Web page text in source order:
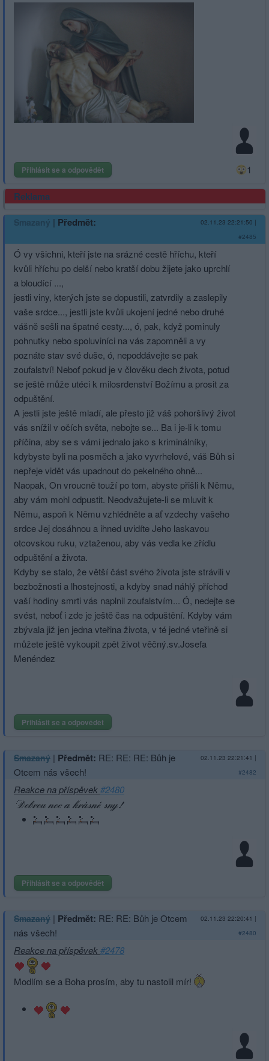
Přihlásit se a odpovědět 1
Reklama
Smazaný | Předmět: 02.11.23 22:21:50 |
#2485
Ó vy všichni, kteří jste na srázné cestě hříchu, kteří
kvůli hříchu po delší nebo kratší dobu žijete jako uprchlí
a bloudící ...,
jestli viny, kterých jste se dopustili, zatvrdily a zaslepily
vaše srdce..., jestli jste kvůli ukojení jedné nebo druhé
vášně sešli na špatné cesty..., ó, pak, když pominuly
pohnutky nebo spoluviníci na vás zapomněli a vy
poznáte stav své duše, ó, nepoddávejte se pak
zoufalství! Neboť pokud je v člověku dech života, potud
se ještě může utéci k milosrdenství Božímu a prosit za
odpuštění.
A jestli jste ještě mladí, ale přesto již váš pohoršlivý život
vás snížil v očích světa, nebojte se... Ba i je-li k tomu
příčina, aby se s vámi jednalo jako s kriminálníky,
kdybyste byli na posměch a jako vyvrhelové, váš Bůh si
nepřeje vidět vás upadnout do pekelného ohně...
Naopak, On vroucně touží po tom, abyste přišli k Němu,
aby vám mohl odpustit. Neodvažujete-li se mluvit k
Němu, aspoň k Němu vzhlédněte a ať vzdechy vašeho
srdce Jej dosáhnou a ihned uvidíte Jeho laskavou
otcovskou ruku, vztaženou, aby vás vedla ke zřídlu
odpuštění a života.
Kdyby se stalo, že větší část svého života jste strávili v
bezbožnosti a lhostejnosti, a kdyby snad náhlý příchod
vaší hodiny smrti vás naplnil zoufalstvím... Ó, nedejte se
svést, neboť i zde je ještě čas na odpuštění. Kdyby vám
zbývala již jen jedna vteřina života, v té jedné vteřině si
můžete ještě vykoupit zpět život věčný.sv.Josefa
Menéndez
Přihlásit se a odpovědět
Smazaný | Předmět: RE: RE: RE: Bůh je
Otcem nás všech!
02.11.23 22:21:41 |
#2482
Reakce na příspěvek#2480
Přihlásit se a odpovědět
Smazaný | Předmět: RE: RE: Bůh je Otcem
nás všech!
02.11.23 22:20:41 |
#2480
Reakce na příspěvek#2478
Modlím se a Boha prosím, aby tu nastolil mír!